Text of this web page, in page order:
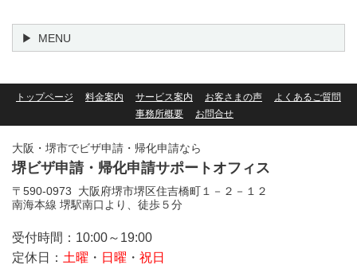
MENU
トップページ 料金案内 サービス案内 お客さまの声
よくあるご質問
事務所概要
お問合せ
大阪・堺市でビザ申請・帰化申請なら
堺ビザ申請・帰化申請サポートオフィス
〒590-0973 大阪府堺市堺区住吉橋町１－２－１２
南海本線 堺駅南口より、徒歩５分
受付時間：10:00～19:00
定休日： 土曜 ・ 日曜 ・ 祝日